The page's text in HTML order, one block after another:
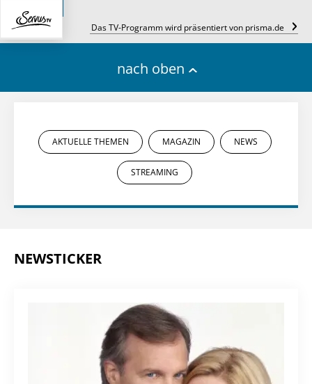
Das TV-Programm wird präsentiert von prisma.de
nach oben
AKTUELLE THEMEN MAGAZIN NEWS
STREAMING
NEWSTICKER